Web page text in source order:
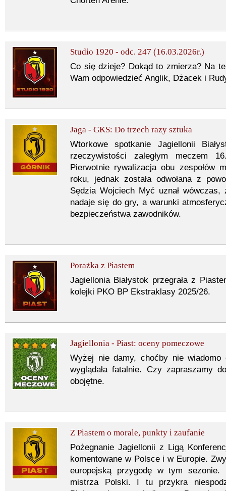
Studio 1920 - odc. 247 (16.03.2026r.)
Co się dzieje? Dokąd to zmierza? Na
Wam odpowiedzieć Anglik, Dżacek i
Jaga - GKS: Do trzech razy sztuka
Wtorkowe spotkanie Jagiellonii
rzeczywistości zaległym meczem
Pierwotnie rywalizacja obu zespołów
roku, jednak została odwołana z
Sędzia Wojciech Myć uznał
nadaje się do gry, a warunki
bezpieczeństwa zawodników.
Porażka z Piastem
Jagiellonia Białystok przegrała z
kolejki PKO BP Ekstraklasy 2025/26.
Jagiellonia - Piast: oceny pomeczowe
Wyżej nie damy, choćby nie
wyglądała fatalnie. Czy zapraszamy
obojętne.
Z Piastem o morale, punkty i zaufanie
Pożegnanie Jagiellonii z Ligą
komentowane w Polsce i w Europie.
europejską przygodę w tym sezonie.
mistrza Polski. I tu przykra